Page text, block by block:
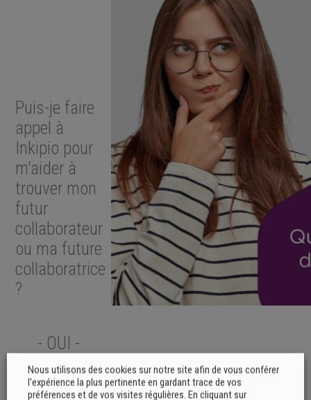
Puis-je faire
appel à
Inkipio pour
m'aider à
trouver mon
futur
collaborateur
ou ma future
collaboratrice
?
- OUI -
Nous utilisons des cookies sur notre site afin de vous conférer
l'expérience la plus pertinente en gardant trace de vos
préférences et de vos visites régulières. En cliquant sur